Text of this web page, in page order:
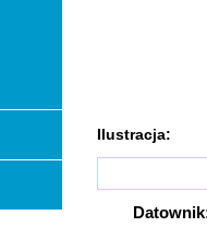
Ilustracja: